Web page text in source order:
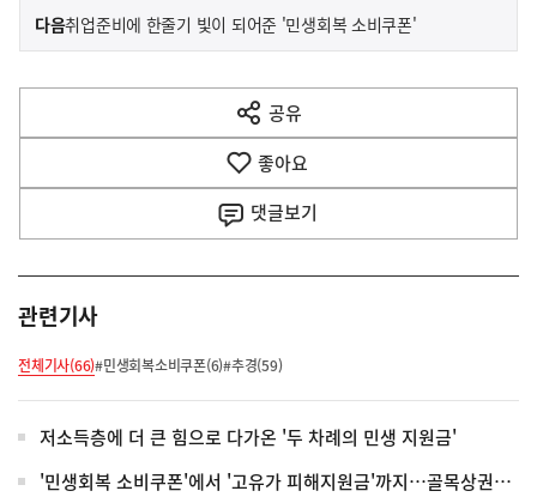
이
전
다
음
다음기
취업준비에 한줄기 빛이 되어준 '민생회복 소비쿠폰'
공유
열
기
좋아요
댓글보기
관련기사
전체기사(66)#민생회복소비쿠폰(6)#추경(59)
저소득층에 더 큰 힘으로 다가온 '두 차례의 민생 지원금'
'민생회복 소비쿠폰'에서 '고유가 피해지원금'까지…골목상권에 돌아온 활기